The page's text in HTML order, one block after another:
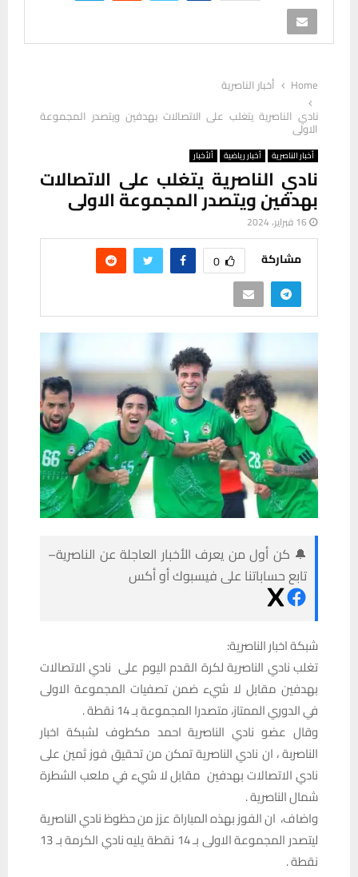
Home
أخبار الناصرية
نادي الناصرية يتغلب على الاتصالات بهدفين ويتصدر المجموعة
الاولى
أخبار الناصرية أخبار رياضية ألأخبار
نادي الناصرية يتغلب على الاتصالات
بهدفين ويتصدر المجموعة الاولى
16 فبراير، 2024
مشاركة 0
🔔 كن أول من يعرف الأخبار العاجلة عن الناصرية–
تابع حساباتنا على فيسبوك أو أكس
شبكة اخبار الناصرية:
‎تغلب نادي الناصرية لكرة القدم اليوم على نادي الاتصالات
بهدفين مقابل لا شيء ضمن تصفيات المجموعة الاولى
في الدوري الممتاز، متصدرا المجموعة بـ 14 نقطة .
‎وقال عضو نادي الناصرية احمد مكطوف لشبكة اخبار
الناصربة ، ان نادي الناصرية تمكن من تحقيق فوز ثمين على
نادي الاتصالات بهدفين مقابل لا شيء في ملعب الشطرة
شمال الناصرية .
‎واضاف، ان الفوز بهذه المباراة عزز من حظوظ نادي الناصرية
ليتصدر المجموعة الاولى بـ 14 نقطة يليه نادي الكرمة بـ 13
نقطة .